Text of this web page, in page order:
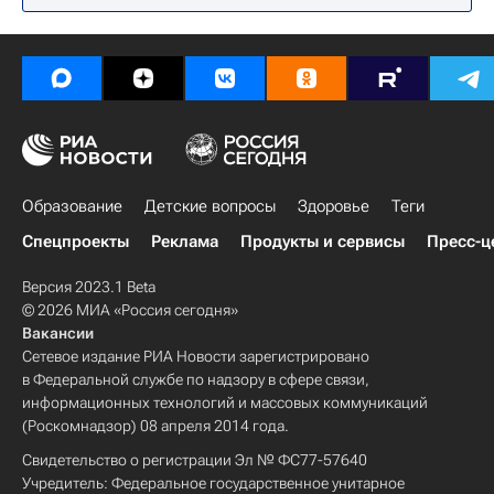
Образование Детские вопросы Здоровье
Теги
Спецпроекты
Реклама Продукты и сервисы Пресс-
Версия 2023.1 Beta
© 2026 МИА «Россия сегодня»
Вакансии
Сетевое издание РИА Новости зарегистрировано
в Федеральной службе по надзору в сфере связи,
информационных технологий и массовых коммуникаций
(Роскомнадзор) 08 апреля 2014 года.
Свидетельство о регистрации Эл № ФС77-57640
Учредитель: Федеральное государственное унитарное